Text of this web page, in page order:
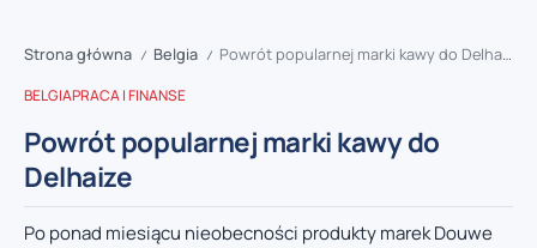
Strona główna / Belgia / Powrót popularnej marki kawy do Delhaize
BELGIAPRACA I FINANSE
Powrót popularnej marki kawy do
Delhaize
Po ponad miesiącu nieobecności produkty marek Douwe